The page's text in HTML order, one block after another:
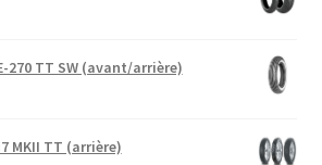
270 TT SW (avant/arrière)
MKII TT (arrière)